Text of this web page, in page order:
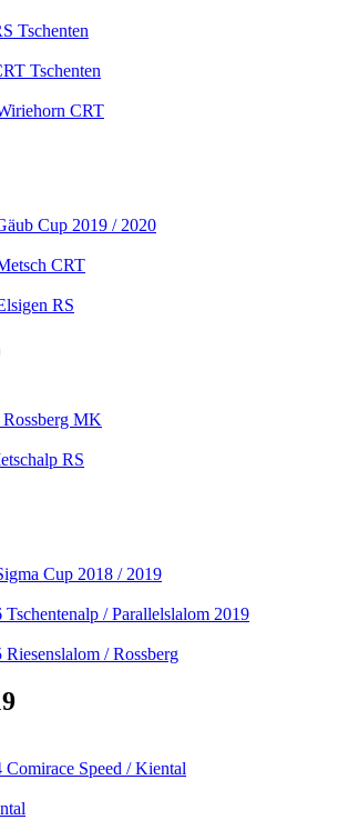
Tschenten
Tschenten
CRT
Cup 2019 / 2020
CRT
RS
MK
RS
Cup 2018 / 2019
/ Parallelslalom 2019
/ Rossberg
Speed / Kiental